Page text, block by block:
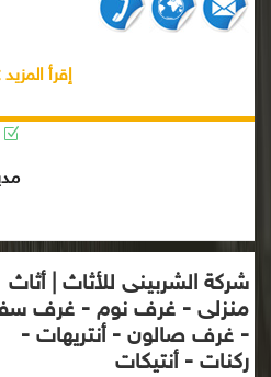
إقرأ
شركة الشربينى للأثاث | أثاث
منزلى - غرف نوم - غرف
- غرف صالون - أنتريهات -
ركنات - أنتيكات